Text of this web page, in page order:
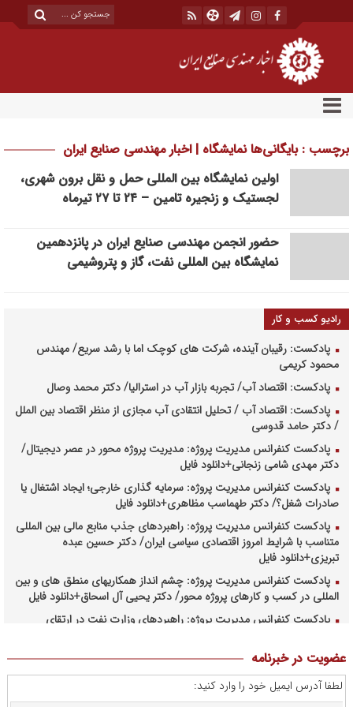
برچسب : بایگانی‌ها نمایشگاه | اخبار مهندسی صنایع ایران
اولین نمایشگاه بین المللی حمل و نقل برون شهری،
لجستیک و زنجیره تامین – ۲۴ تا ۲۷ تیرماه
حضور انجمن مهندسی صنایع ایران در پانزدهمین
نمایشگاه بین المللی نفت، گاز و پتروشیمی
رادیو کسب و کار
پادکست: رقیبان آینده، شرکت های کوچک اما با رشد سریع/ مهندس
محمود کریمی
پادکست: اقتصاد آب/ تجربه بازار آب در استرالیا/ دکتر محمد وصال
پادکست: اقتصاد آب / تحلیل انتقادی آب مجازی از منظر اقتصاد بین الملل
/ دکتر حامد قدوسی
پادکست کنفرانس مدیریت پروژه: مدیریت پروژه محور در عصر دیجیتال/
دکتر مهدی شامی زنجانی+دانلود فایل
پادکست کنفرانس مدیریت پروژه: سرمایه گذاری خارجی؛ ایجاد اشتغال یا
صادرات شغل؟/ دکتر طهماسب مظاهری+دانلود فایل
پادکست کنفرانس مدیریت پروژه: راهبردهای جذب منابع مالی بین المللی
متناسب با شرایط امروز اقتصادی سیاسی ایران/ دکتر حسین عبده
تبریزی+دانلود فایل
پادکست کنفرانس مدیریت پروژه: چشم انداز همکاریهای منطق های و بین
المللی در کسب و کارهای پروژه محور/ دکتر یحیی آل اسحاق+دانلود فایل
پادکست کنفرانس مدیریت پروژه: راهبردهای وزارت نفت در ارتقای
فایل
پادکست کنفرانس مدیریت پروژه: حکمرانی در کسب و کارهای پروژه
محور/ دکتر محمد صبحیه+دانلود فایل
عضویت در خبرنامه
لطفا آدرس ایمیل خود را وارد کنید: